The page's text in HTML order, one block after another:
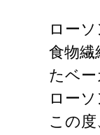
ロー
食物繊
たベ
ロー
この